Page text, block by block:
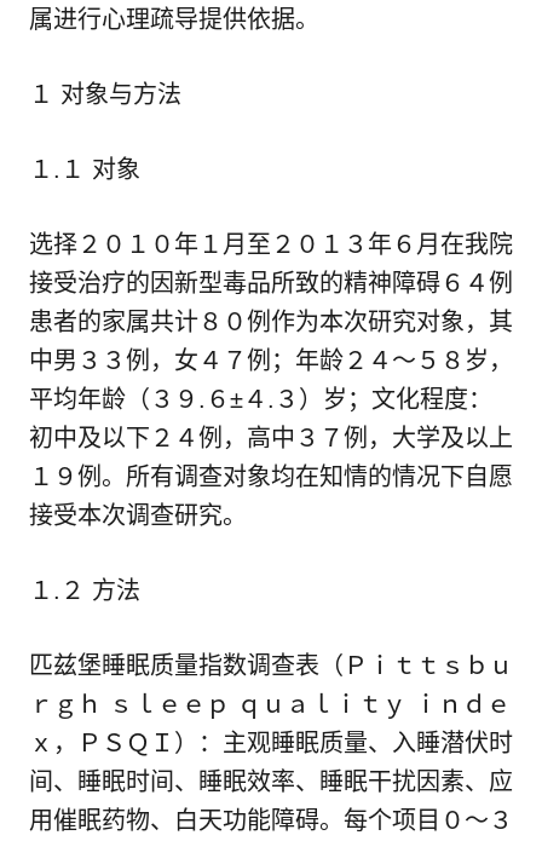
属进行心理疏导提供依据。
１ 对象与方法
１.１ 对象
选择２０１０年１月至２０１３年６月在我院
接受治疗的因新型毒品所致的精神障碍６４例
患者的家属共计８０例作为本次研究对象，其
中男３３例，女４７例；年龄２４～５８岁，
平均年龄（３９.６±４.３）岁；文化程度：
初中及以下２４例，高中３７例，大学及以上
１９例。所有调查对象均在知情的情况下自愿
接受本次调查研究。
１.２ 方法
匹兹堡睡眠质量指数调查表（Ｐｉｔｔｓｂｕ
ｒｇｈ ｓｌｅｅｐ ｑｕａｌｉｔｙ ｉｎｄｅ
ｘ，ＰＳＱＩ）：主观睡眠质量、入睡潜伏时
间、睡眠时间、睡眠效率、睡眠干扰因素、应
用催眠药物、白天功能障碍。每个项目０～３